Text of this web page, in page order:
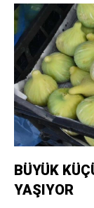
BÜYÜK
YAŞIYOR